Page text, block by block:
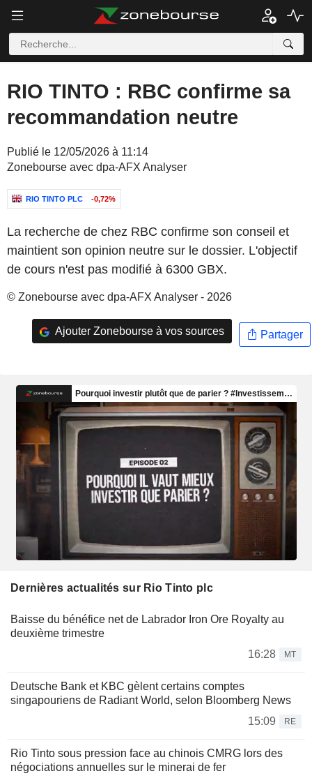
RIO TINTO : RBC confirme sa
recommandation neutre
Publié le 12/05/2026 à 11:14
Zonebourse avec dpa-AFX Analyser
RIO TINTO PLC -0,72%
La recherche de chez RBC confirme son conseil et
maintient son opinion neutre sur le dossier. L'objectif
de cours n'est pas modifié à 6300 GBX.
© Zonebourse avec dpa-AFX Analyser - 2026
Ajouter Zonebourse à vos sources Partager
Dernières actualités sur Rio Tinto plc
Baisse du bénéfice net de Labrador Iron Ore Royalty au
deuxième trimestre
16:28
MT
Deutsche Bank et KBC gèlent certains comptes
singapouriens de Radiant World, selon Bloomberg News
15:09
RE
Rio Tinto sous pression face au chinois CMRG lors des
négociations annuelles sur le minerai de fer